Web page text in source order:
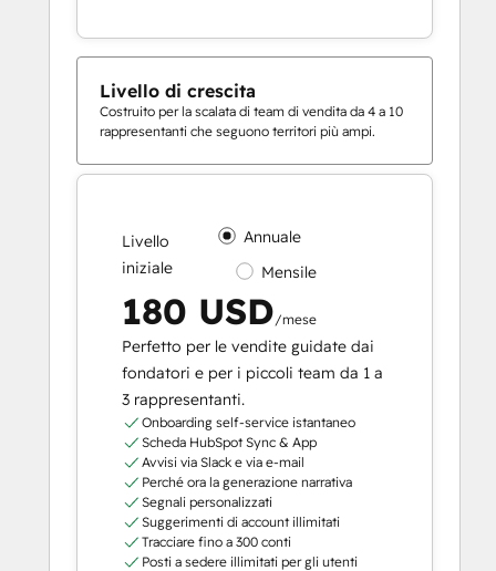
Livello di crescita
Costruito per la scalata di team di vendita da 4 a 10
rappresentanti che seguono territori più ampi.
Livello
iniziale
Annuale
Mensile
180 USD/mese
Perfetto per le vendite guidate dai
fondatori e per i piccoli team da 1 a
3 rappresentanti.
Onboarding self-service istantaneo
Scheda HubSpot Sync & App
Avvisi via Slack e via e-mail
Perché ora la generazione narrativa
Segnali personalizzati
Suggerimenti di account illimitati
Tracciare fino a 300 conti
Posti a sedere illimitati per gli utenti